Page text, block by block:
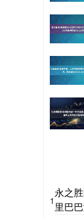
1
永之
里巴